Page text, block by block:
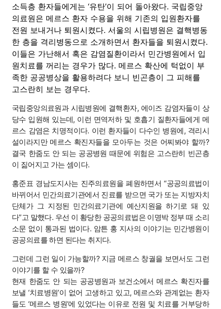
소득층 환자들에게는 ‘유탄’이 되어 돌아왔다. 국립중앙
의료원은 메르스 환자 수용을 위해 기존의 입원환자를
전원 보내거나 퇴원시켰다. 서울의 시립병원은 결핵병동
한 층을 격리병동으로 소개하면서 환자들을 퇴원시켰다.
이들은 가난해서 혹은 감염질환이라서 민간병원에서 입
원치료를 꺼리는 경우가 많다. 메르스 확산에 턱없이 부
족한 공공병상을 활용하려다 보니 빈곤층이 그 피해를
고스란히 보는 경우다.
국립중앙의료원과 시립병원에 결핵환자, 에이즈 감염자들이 상
당수 입원해 있는데, 이런 면역저하 및 호흡기 질환자들에게 메
르스 감염은 치명적이다. 이런 환자들이 다수인 병원에, 격리시
설이라지만 메르스 확진자들을 모아두는 것은 어찌봐야 할까?
결국 한줌도 안 되는 공공병원 때문에 위험은 고스란히 빈곤층
이 짊어지고 가는 셈이다.
홍준표 경남도지사는 진주의료원을 폐원하면서 “공공의료법이
바뀌어서 민간의료기관에서 진료를 받으면 국가 또는 지방자치
단체가 그 지정된 민간의료기관에 예산지원을 하기로 돼 있
다”고 말했다. 우선 이 황당한 공공의료법은 이명박 정부 때 소리
소문 없이 통과된 법이다. 암튼 홍 지사의 이야기는 민간병원이
공공의료를 하면 된다는 취지다.
그런데 그런 일이 가능할까? 지금 메르스 창궐을 보면서도 그런
이야기를 할 수 있을까?
현재 한줌도 안 되는 공공병원과 보건소에서 메르스 확진자를
보낼 ‘치료병원’이 없어 고생하고 있고, 메르스와 관계없는 환자
들도 ‘메르스 병원’에 있었다는 이유로 전원 및 치료를 거부당하